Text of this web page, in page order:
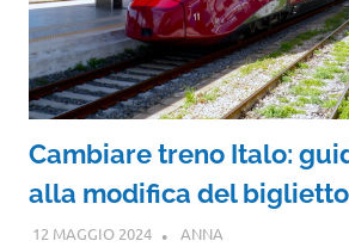
Cambiare treno Italo:
alla modifica del biglietto
12 MAGGIO 2024 ANNA